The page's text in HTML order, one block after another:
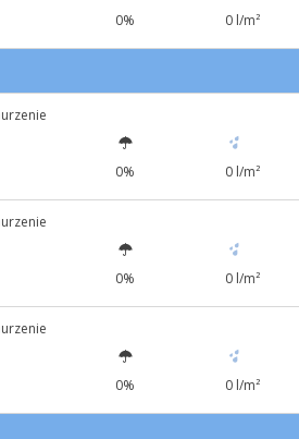
0% 0 l/m²
0% 0 l/m²
0% 0 l/m²
0% 0 l/m²